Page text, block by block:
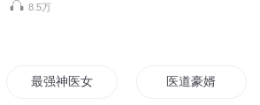
8.5万
最强神医女婿 医道豪婿